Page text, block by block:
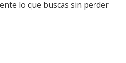
lo que buscas sin perder